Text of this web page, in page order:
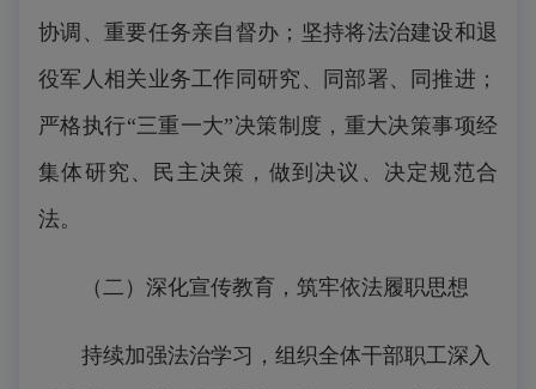
协调、重要任务亲自督办；坚持将法治建设和退
役军人相关业务工作同研究、同部署、同推进；
严格执行“三重一大”决策制度，重大决策事项经
集体研究、民主决策，做到决议、决定规范合
法。
（二） 深化宣传教育，筑牢依法履职思想
持续加强法治学习，组织全体干部职工深入